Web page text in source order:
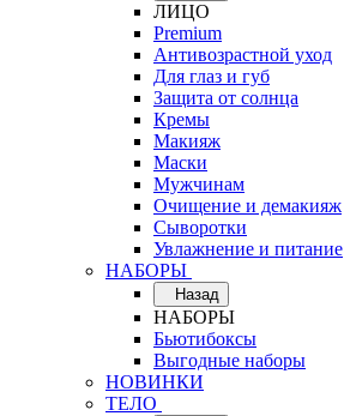
ЛИЦО
Premium
Антивозрастной уход
Для глаз и губ
Защита от солнца
Кремы
Макияж
Маски
Мужчинам
Очищение и демакияж
Сыворотки
Увлажнение и питание
НАБОРЫ
Назад
НАБОРЫ
Бьютибоксы
Выгодные наборы
НОВИНКИ
ТЕЛО